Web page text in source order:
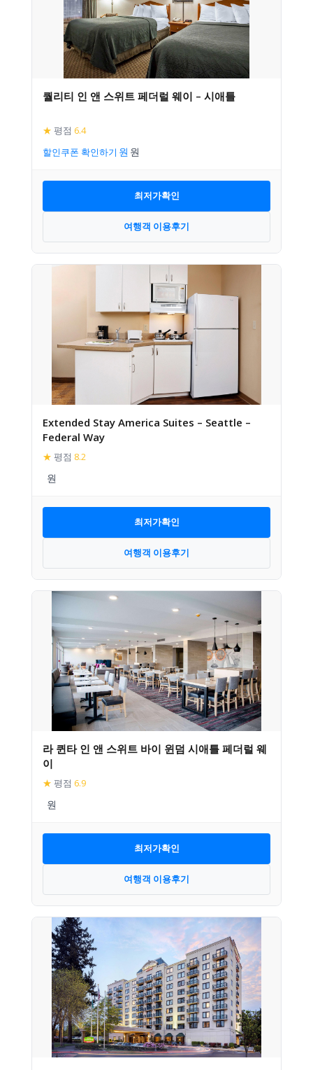
퀄리티 인 앤 스위트 페더럴 웨이 – 시애틀
★ 평점 6.4
할인쿠폰 확인하기
최저가확인
여행객 이용후기
Extended Stay America Suites – Seattle –
Federal Way
★ 평점 8.2
최저가확인
여행객 이용후기
라 퀸타 인 앤 스위트 바이 윈덤 시애틀 페더럴 웨
이
★ 평점 6.9
최저가확인
여행객 이용후기